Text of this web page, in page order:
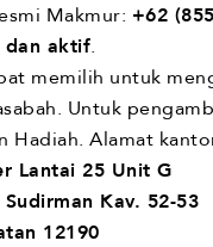
Makmur: +62
dan aktif.
memilih untuk
Untuk
Hadiah. Alamat
Lantai 25 Unit G
Kav. 52-53
12190